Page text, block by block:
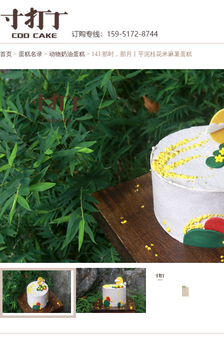
首页 > 蛋糕名录 > 动物奶油蛋糕 > 143.那时，那月丨芋泥桂花米麻薯蛋糕